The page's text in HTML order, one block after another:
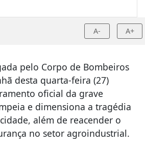
A- A+
pelo Corpo de Bombeiros
desta quarta-feira (27)
oficial da grave
e dimensiona a tragédia
além de reacender o
no setor agroindustrial.